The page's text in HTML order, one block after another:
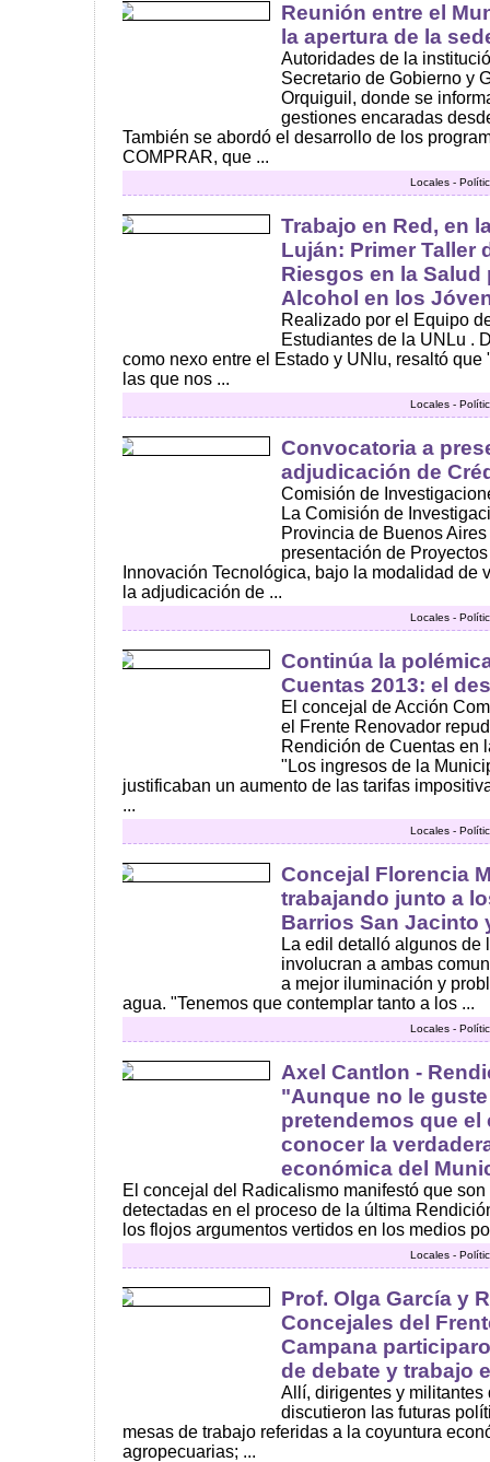
Reunión entre el
la apertura de la
Autoridades de la
Secretario de Gobierno y
Orquiguil, donde se
gestiones encaradas
También se abordó el desarrollo de los
COMPRAR, que ...
Locales -
Trabajo en Red, en
Luján: Primer Taller
Riesgos en la Salud
Alcohol en los
Realizado por el Equipo
Estudiantes de la UNLu .
como nexo entre el Estado y UNlu, resaltó
las que nos ...
Locales -
Convocatoria a
adjudicación de
Comisión de
La Comisión de
Provincia de Buenos
presentación de
Innovación Tecnológica, bajo la modalidad de
la adjudicación de ...
Locales -
Continúa la
Cuentas 2013: el
El concejal de Acción
el Frente Renovador
Rendición de Cuentas en
"Los ingresos de la
justificaban un aumento de las tarifas
...
Locales -
Concejal Florencia
trabajando junto a
Barrios San Jacinto
La edil detalló algunos de
involucran a ambas
a mejor iluminación y
agua. "Tenemos que contemplar tanto a los ...
Locales -
Axel Cantlon -
"Aunque no le
pretendemos que
conocer la
económica del
El concejal del Radicalismo manifestó que
detectadas en el proceso de la última
los flojos argumentos vertidos en los medios
Locales -
Prof. Olga García y
Concejales del
Campana
de debate y trabajo
Allí, dirigentes y
discutieron las futuras
mesas de trabajo referidas a la coyuntura
agropecuarias; ...